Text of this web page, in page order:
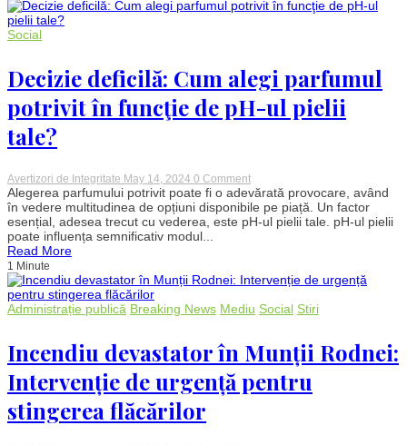
în
Crângași
din
București.
Atacatorii
sunt
Social
Decizie deficilă: Cum alegi parfumul
potrivit în funcţie de pH-ul pielii
tale?
Avertizori de Integritate May 14, 2024 0 Commenton
Decizie
deficilă:
Cum
alegi
funcţie
pH-
ul
tale?
Alegerea parfumului potrivit poate fi o adevărată provocare, având
în vedere multitudinea de opțiuni disponibile pe piață. Un factor
esențial, adesea trecut cu vederea, este pH-ul pielii tale. pH-ul pielii
poate influența semnificativ modul...
Read More
1 Minute
Administrație publică Breaking News Mediu Social Stiri
Incendiu devastator în Munții Rodnei:
Intervenție de urgență pentru
stingerea flăcărilor